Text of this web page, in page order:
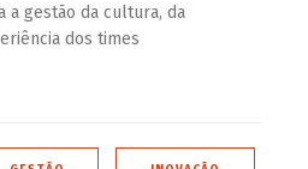
a gestão da cultura, da
dos times